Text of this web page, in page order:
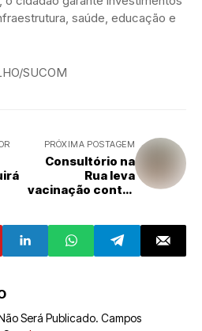
saúde, educação e
SUCOM
PRÓXIMA POSTAGEM
Consultório na
Rua leva
vacinação contra
vulnerável
Será Publicado. Campos